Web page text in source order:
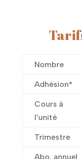
Nombre
Adhésion*
Cours à
l’unité
Trimestre
Abo. annuel